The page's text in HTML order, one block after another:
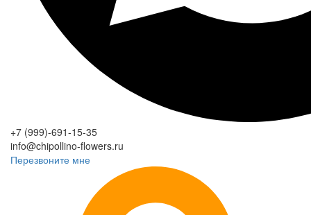
+7 (999)-691-15-35
info@chipollino-flowers.ru
Перезвоните мне